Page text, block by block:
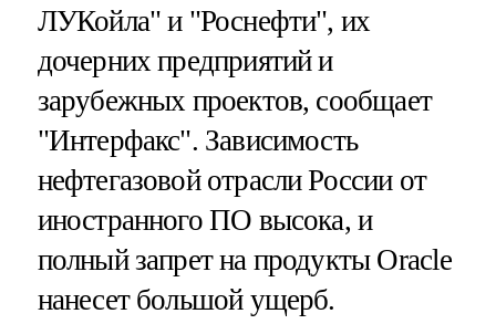
ЛУКойла" и "Роснефти", их
дочерних предприятий и
зарубежных проектов, сообщает
"Интерфакс". Зависимость
нефтегазовой отрасли России от
иностранного ПО высока, и
полный запрет на продукты Oracle
нанесет большой ущерб.